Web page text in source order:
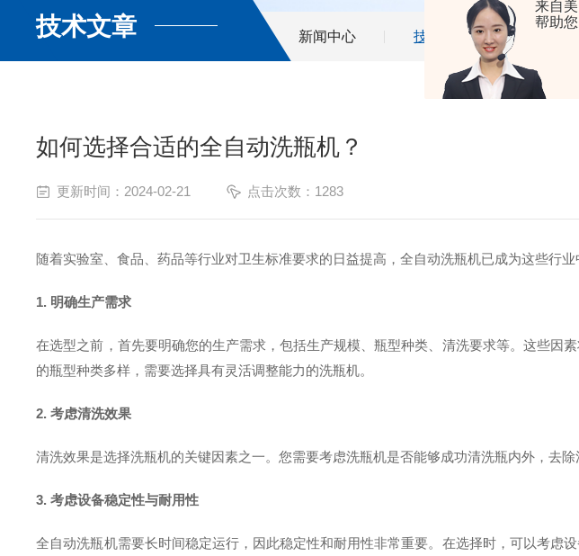
来自
帮助
技术文章 新闻中心 技术文章
如何选择合适的全自动洗瓶机？
更新时间：2024-02-21 点击次数：1283
随着实验室、食品、药品等行业对卫生标准要求的日益提高，全自动洗瓶机已成为这些行
1. 明确生产需求
在选型之前，首先要明确您的生产需求，包括生产规模、瓶型种类、清洗要求等。这些因
的瓶型种类多样，需要选择具有灵活调整能力的洗瓶机。
2. 考虑清洗效果
清洗效果是选择洗瓶机的关键因素之一。您需要考虑洗瓶机是否能够成功清洗瓶内外，去
3. 考虑设备稳定性与耐用性
全自动洗瓶机需要长时间稳定运行，因此稳定性和耐用性非常重要。在选择时，可以考虑